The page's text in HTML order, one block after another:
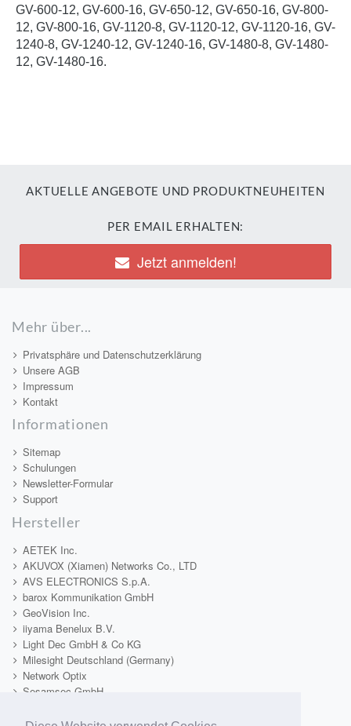
GV-600-12, GV-600-16, GV-650-12, GV-650-16, GV-800-
12, GV-800-16, GV-1120-8, GV-1120-12, GV-1120-16, GV-
1240-8, GV-1240-12, GV-1240-16, GV-1480-8, GV-1480-
12, GV-1480-16.
AKTUELLE ANGEBOTE UND PRODUKTNEUHEITEN
PER EMAIL ERHALTEN:
Jetzt anmelden!
Mehr über...
Privatsphäre und Datenschutzerklärung
Unsere AGB
Impressum
Kontakt
Informationen
Sitemap
Schulungen
Newsletter-Formular
Support
Hersteller
AETEK Inc.
AKUVOX (Xiamen) Networks Co., LTD
AVS ELECTRONICS S.p.A.
barox Kommunikation GmbH
GeoVision Inc.
iiyama Benelux B.V.
Light Dec GmbH & Co KG
Milesight Deutschland (Germany)
Network Optix
Sesamsec GmbH
Tekno System s.r.l.